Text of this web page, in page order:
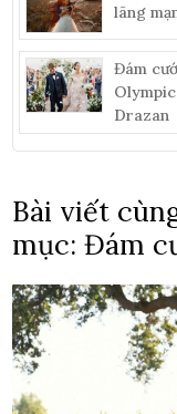
lãng
Đám
Drazan
Bài viết
mục: Đám